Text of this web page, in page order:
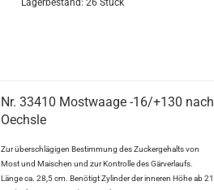
Lagerbestand: 26 Stück
Nr. 33410 Mostwaage -16/+130 nach
Oechsle
Zur überschlägigen Bestimmung des Zuckergehalts von
Most und Maischen und zur Kontrolle des Gärverlaufs.
Länge ca. 28,5 cm. Benötigt Zylinder der inneren Höhe ab 21